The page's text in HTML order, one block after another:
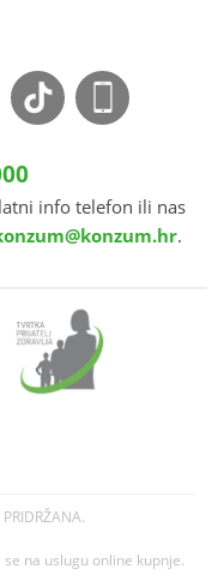
info telefon ili nas
.
na uslugu online kupnje.